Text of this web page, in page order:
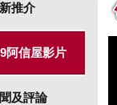
推介
阿信屋影片
及評論